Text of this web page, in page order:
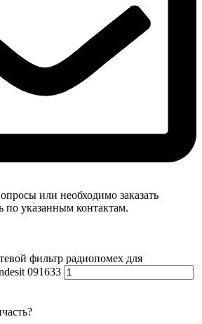
или необходимо заказать
по указанным контактам.
фильтр радиопомех для
091633